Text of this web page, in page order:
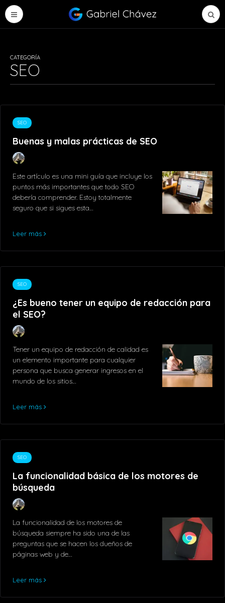
CATEGORÍA
SEO
SEO
Buenas y malas prácticas de SEO
Este artículo es una mini guía que incluye los
puntos más importantes que todo SEO
debería comprender. Estoy totalmente
seguro que si sigues esta…
Leer más
SEO
¿Es bueno tener un equipo de redacción para
el SEO?
Tener un equipo de redacción de calidad es
un elemento importante para cualquier
persona que busca generar ingresos en el
mundo de los sitios…
Leer más
SEO
La funcionalidad básica de los motores de
búsqueda
La funcionalidad de los motores de
búsqueda siempre ha sido una de las
preguntas que se hacen los dueños de
páginas web y de…
Leer más